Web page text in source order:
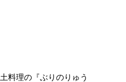
料理の『ぶりのりゅう